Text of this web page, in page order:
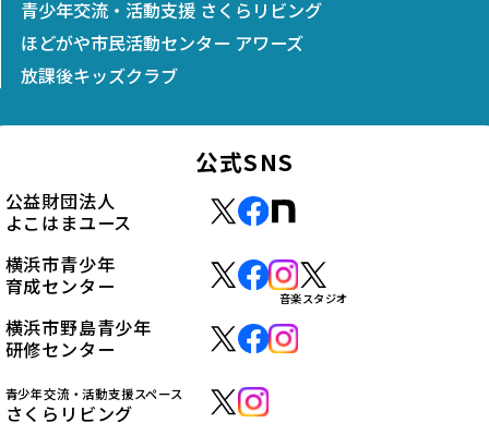
青少年交流・活動支援 さくらリビング
ほどがや市民活動センター アワーズ
放課後キッズクラブ
公式SNS
公益財団法人
よこはまユース
横浜市青少年
育成センター
音楽スタジオ
横浜市野島青少年
研修センター
青少年交流・活動支援スペース
さくらリビング